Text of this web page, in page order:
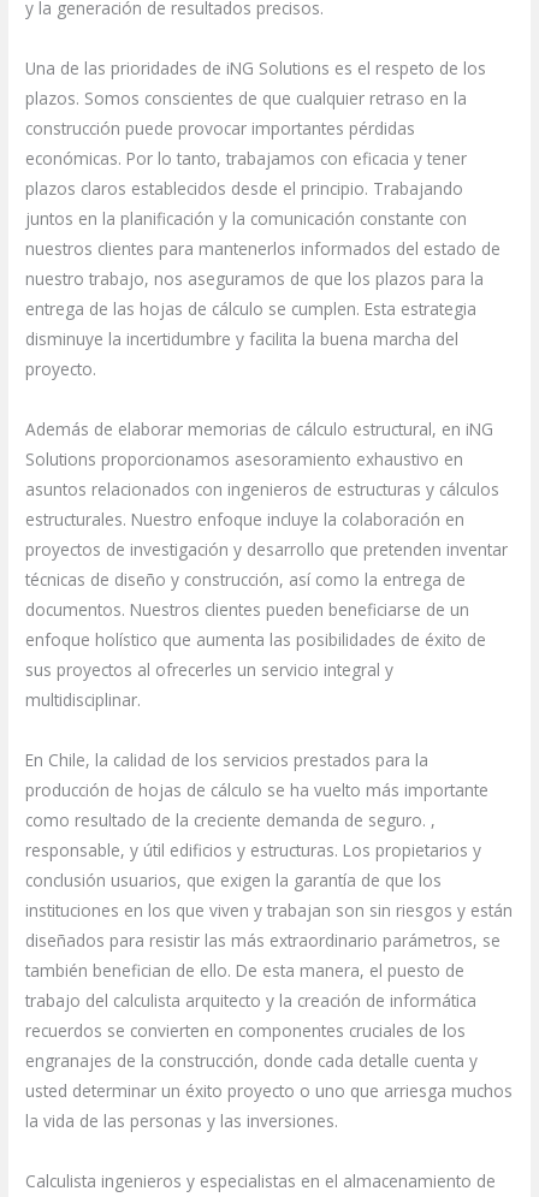
y la generación de resultados precisos.
Una de las prioridades de iNG Solutions es el respeto de los
plazos. Somos conscientes de que cualquier retraso en la
construcción puede provocar importantes pérdidas
económicas. Por lo tanto, trabajamos con eficacia y tener
plazos claros establecidos desde el principio. Trabajando
juntos en la planificación y la comunicación constante con
nuestros clientes para mantenerlos informados del estado de
nuestro trabajo, nos aseguramos de que los plazos para la
entrega de las hojas de cálculo se cumplen. Esta estrategia
disminuye la incertidumbre y facilita la buena marcha del
proyecto.
Además de elaborar memorias de cálculo estructural, en iNG
Solutions proporcionamos asesoramiento exhaustivo en
asuntos relacionados con ingenieros de estructuras y cálculos
estructurales. Nuestro enfoque incluye la colaboración en
proyectos de investigación y desarrollo que pretenden inventar
técnicas de diseño y construcción, así como la entrega de
documentos. Nuestros clientes pueden beneficiarse de un
enfoque holístico que aumenta las posibilidades de éxito de
sus proyectos al ofrecerles un servicio integral y
multidisciplinar.
En Chile, la calidad de los servicios prestados para la
producción de hojas de cálculo se ha vuelto más importante
como resultado de la creciente demanda de seguro. ,
responsable, y útil edificios y estructuras. Los propietarios y
conclusión usuarios, que exigen la garantía de que los
instituciones en los que viven y trabajan son sin riesgos y están
diseñados para resistir las más extraordinario parámetros, se
también benefician de ello. De esta manera, el puesto de
trabajo del calculista arquitecto y la creación de informática
recuerdos se convierten en componentes cruciales de los
engranajes de la construcción, donde cada detalle cuenta y
usted determinar un éxito proyecto o uno que arriesga muchos
la vida de las personas y las inversiones.
Calculista ingenieros y especialistas en el almacenamiento de